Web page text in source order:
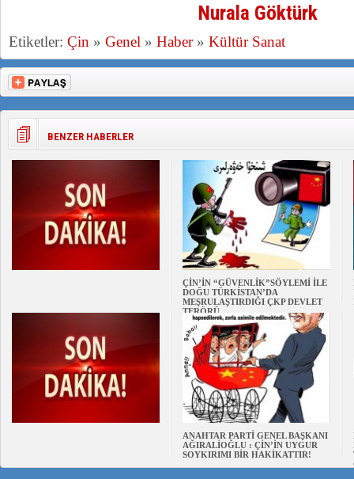
Nurala Göktürk
Etiketler: Çin » Genel » Haber» Kültür Sanat
BENZER HABERLER
ÇİN’İN “GÜVENLİK”SÖYLEMİ İLE
DOĞU TÜRKİSTAN’DA
MEŞRULAŞTIRDIĞI ÇKP DEVLET
TERÖRÜ
ANAHTAR PARTİ GENEL BAŞKANI
AĞIRALİOĞLU : ÇİN’İN UYGUR
SOYKIRIMI BİR HAKİKATTIR!